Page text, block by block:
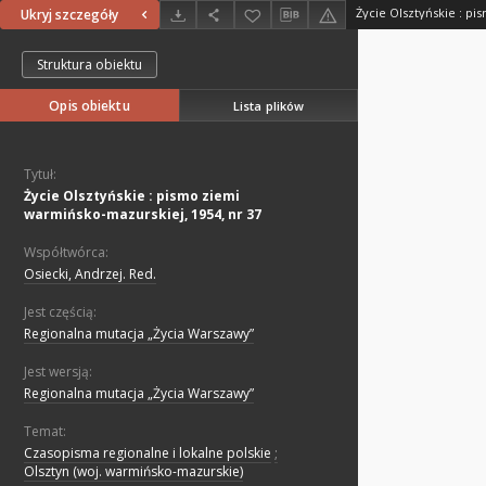
Ukryj szczegóły
Struktura obiektu
Opis obiektu Lista plików
Tytuł:
Życie Olsztyńskie : pismo ziemi
warmińsko-mazurskiej, 1954, nr 37
Współtwórca:
Osiecki, Andrzej. Red.
Jest częścią:
Regionalna mutacja „Życia Warszawy”
Jest wersją:
Regionalna mutacja „Życia Warszawy”
Temat:
Czasopisma regionalne i lokalne polskie ;
Olsztyn (woj. warmińsko-mazurskie)